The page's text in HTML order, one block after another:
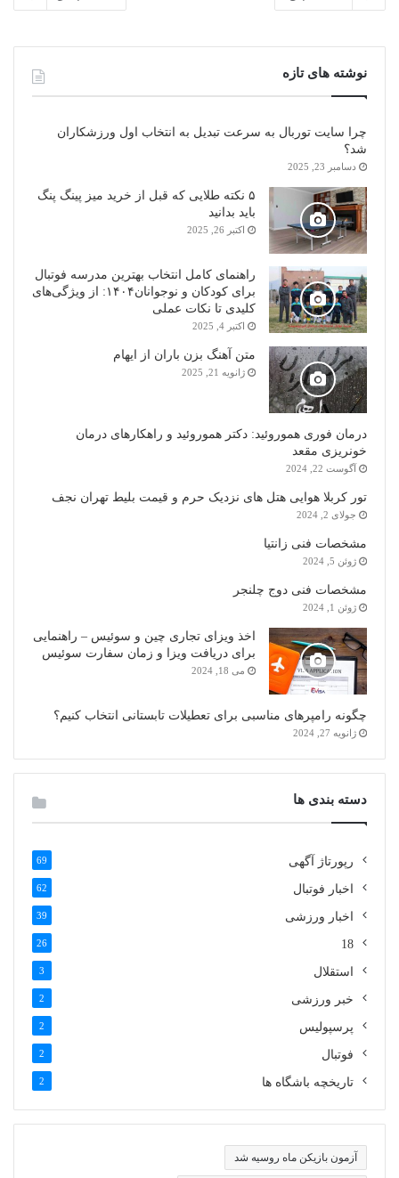
نوشته های تازه
چرا سایت توربال به ‌سرعت تبدیل به انتخاب اول ورزشکاران
شد؟
دسامبر 23, 2025
۵ نکته طلایی که قبل از خرید میز پینگ پنگ
باید بدانید
اکتبر 26, 2025
راهنمای کامل انتخاب بهترین مدرسه فوتبال
برای کودکان و نوجوانان۱۴۰۴: از ویژگی‌های
کلیدی تا نکات عملی
اکتبر 4, 2025
متن آهنگ بزن باران از ایهام
ژانویه 21, 2025
درمان فوری هموروئید: دکتر هموروئید و راهکارهای درمان
خونریزی مقعد
آگوست 22, 2024
تور کربلا هوایی هتل های نزدیک حرم و قیمت بلیط تهران نجف
جولای 2, 2024
مشخصات فنی زانتیا
ژوئن 5, 2024
مشخصات فنی دوج چلنجر
ژوئن 1, 2024
اخذ ویزای تجاری چین و سوئیس – راهنمایی
برای دریافت ویزا و زمان سفارت سوئیس
می 18, 2024
چگونه رامپرهای مناسبی برای تعطیلات تابستانی انتخاب کنیم؟
ژانویه 27, 2024
دسته بندی ها
رپورتاژ آگهی 69
اخبار فوتبال 62
اخبار ورزشی 39
18
26
استقلال 3
خبر ورزشی 2
پرسپولیس 2
فوتبال 2
تاریخچه باشگاه ها 2
آزمون بازیکن ماه روسیه شد